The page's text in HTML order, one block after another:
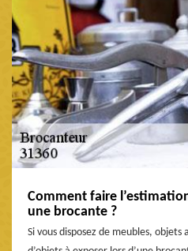
Comment faire
une brocante ?
Si vous disposez de meubles,